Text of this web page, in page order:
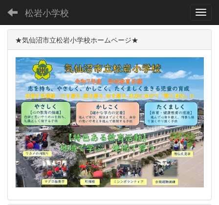
松岩小学校
★気仙沼市立松岩小学校ホームページ★